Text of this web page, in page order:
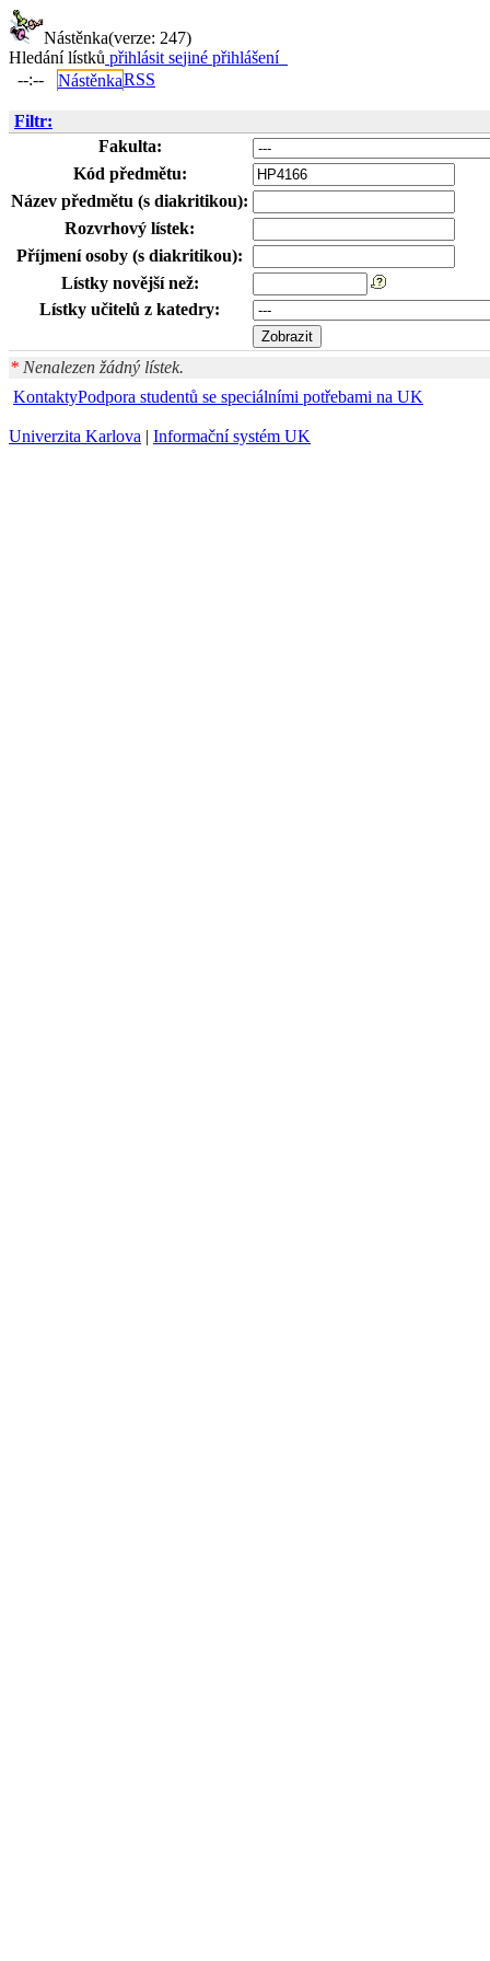
Nástěnka(verze: 247)
Hledání lístků přihlásit sejiné přihlášení
--:--
NástěnkaRSS
Filtr:
Fakulta:
Kód předmětu:
Název předmětu (s diakritikou):
Rozvrhový lístek:
Příjmení osoby (s diakritikou):
Lístky novější než:
Lístky učitelů z katedry:
* Nenalezen žádný lístek.
KontaktyPodpora studentů se speciálními potřebami na UK
Univerzita Karlova | Informační systém UK